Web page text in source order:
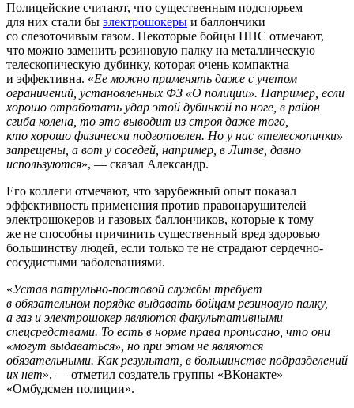
Полицейские считают, что существенным подспорьем
для них стали бы электрошокеры и баллончики
со слезоточивым газом. Некоторые бойцы ППС отмечают,
что можно заменить резиновую палку на металлическую
телескопическую дубинку, которая очень компактна
и эффективна. «Ее можно применять даже с учетом
ограничений, установленных ФЗ «О полиции». Например, если
хорошо отработать удар этой дубинкой по ноге, в район
сгиба колена, то это выводит из строя даже того,
кто хорошо физически подготовлен. Но у нас «телескопички»
запрещены, а вот у соседей, например, в Литве, давно
используются», — сказал Александр.
Его коллеги отмечают, что зарубежный опыт показал
эффективность применения против правонарушителей
электрошокеров и газовых баллончиков, которые к тому
же не способны причинить существенный вред здоровью
большинству людей, если только те не страдают сердечно-
сосудистыми заболеваниями.
«Устав патрульно-постовой службы требует
в обязательном порядке выдавать бойцам резиновую палку,
а газ и электрошокер являются факультативными
спецсредствами. То есть в норме права прописано, что они
«могут выдаваться», но при этом не являются
обязательными. Как результат, в большинстве подразделений
их нет», — отметил создатель группы «ВКонакте»
«Омбудсмен полиции».